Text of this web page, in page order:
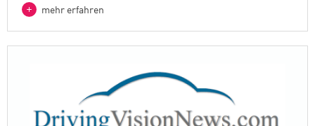
mehr erfahren